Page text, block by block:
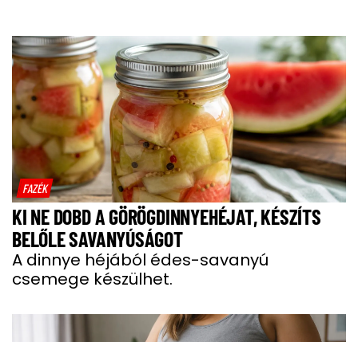
FAZÉK
KI NE DOBD A GÖRÖGDINNYEHÉJAT, KÉSZÍTS
BELŐLE SAVANYÚSÁGOT
A dinnye héjából édes-savanyú
csemege készülhet.